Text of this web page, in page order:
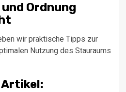
Ordnung
wir praktische Tipps zur
Nutzung des Stauraums
Artikel: